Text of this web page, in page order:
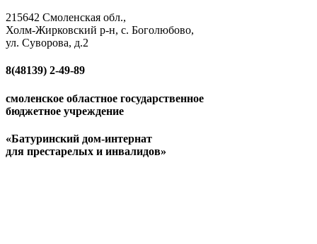
215642 Смоленская обл.,
Холм-Жирковский р-н, с. Боголюбово,
ул. Суворова, д.2
8(48139) 2-49-89
смоленское областное государственное
бюджетное учреждение
«Батуринский дом-интернат
для престарелых и инвалидов»